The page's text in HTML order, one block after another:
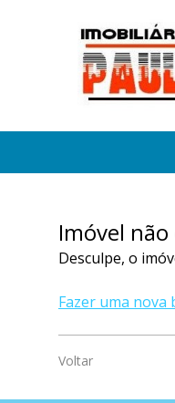
Imóvel
Desculpe, o
Fazer uma nova
Voltar